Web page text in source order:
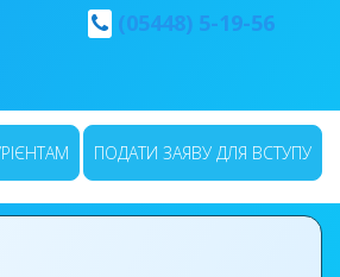
(05448) 5-19-56
ПОДАТИ ЗАЯВУ ДЛЯ ВСТУПУ